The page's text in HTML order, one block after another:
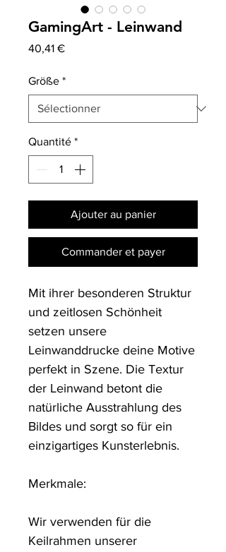
GamingArt - Leinwand
40,41 €Prix
Größe *
Quantité *
Ajouter au panier
Commander et payer
Mit ihrer besonderen Struktur
und zeitlosen Schönheit
setzen unsere
Leinwanddrucke deine Motive
perfekt in Szene. Die Textur
der Leinwand betont die
natürliche Ausstrahlung des
Bildes und sorgt so für ein
einzigartiges Kunsterlebnis.
Merkmale:
Wir verwenden für die
Keilrahmen unserer